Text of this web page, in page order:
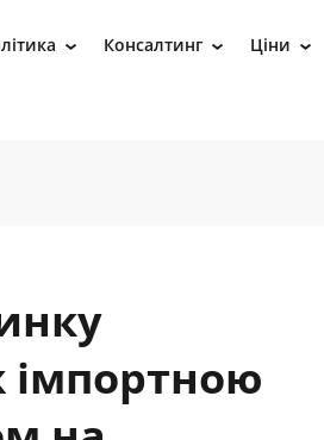
› Консалтинг › Ціни ›
імпортною